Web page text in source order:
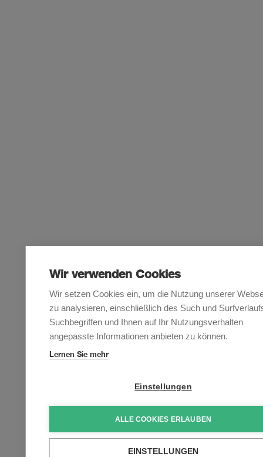
Wir verwenden Cookies
Wir setzen Cookies ein, um die Nutzung unserer
zu analysieren, einschließlich des Such und
Suchbegriffen und Ihnen auf Ihr Nutzungsverhalten
angepasste Informationen anbieten zu können.
Lernen Sie mehr
Einstellungen
ALLE COOKIES ERLAUBEN
EINSTELLUNGEN